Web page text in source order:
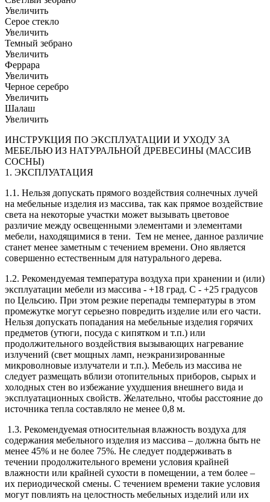
Увеличить
Серое стекло
Увеличить
Темный зебрано
Увеличить
Феррара
Увеличить
Черное серебро
Увеличить
Шалаш
Увеличить
ИНСТРУКЦИЯ ПО ЭКСПЛУАТАЦИИ И УХОДУ ЗА
МЕБЕЛЬЮ ИЗ НАТУРАЛЬНОЙ ДРЕВЕСИНЫ (МАССИВ
СОСНЫ)
1. ЭКСПЛУАТАЦИЯ
1.1. Нельзя допускать прямого воздействия солнечных лучей
на мебельные изделия из массива, так как прямое воздействие
света на некоторые участки может вызывать цветовое
различие между освещенными элементами и элементами
мебели, находящимися в тени. Тем не менее, данное различие
станет менее заметным с течением времени. Оно является
совершенно естественным для натурального дерева.
1.2. Рекомендуемая температура воздуха при хранении и (или)
эксплуатации мебели из массива - +18 град. С - +25 градусов
по Цельсию. При этом резкие перепады температуры в этом
промежутке могут серьезно повредить изделие или его части.
Нельзя допускать попадания на мебельные изделия горячих
предметов (утюги, посуда с кипятком и т.п.) или
продолжительного воздействия вызывающих нагревание
излучений (свет мощных ламп, неэкранизированные
микроволновые излучатели и т.п.). Мебель из массива не
следует размещать вблизи отопительных приборов, сырых и
холодных стен во избежание ухудшения внешнего вида и
эксплуатационных свойств. Желательно, чтобы расстояние до
источника тепла составляло не менее 0,8 м.
1.3. Рекомендуемая относительная влажность воздуха для
содержания мебельного изделия из массива – должна быть не
менее 45% и не более 75%. Не следует поддерживать в
течении продолжительного времени условия крайней
влажности или крайней сухости в помещении, а тем более –
их периодической смены. С течением времени такие условия
могут повлиять на целостность мебельных изделий или их